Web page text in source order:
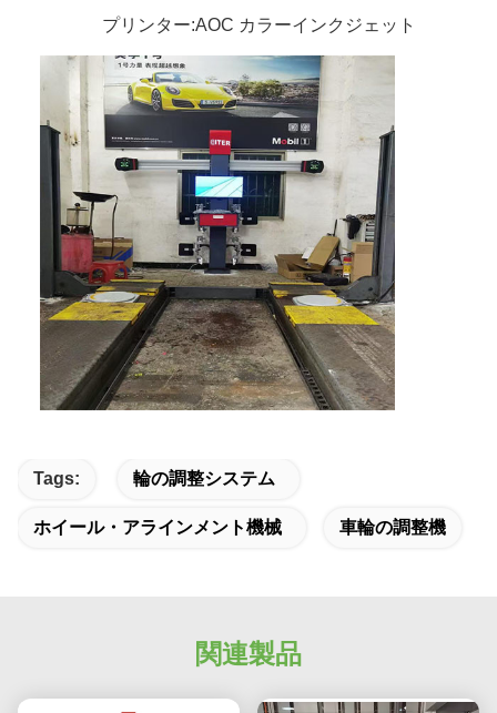
プリンター:AOC カラーインクジェット
Tags: 輪の調整システム
ホイール・アラインメント機械 車輪の調整機
関連製品